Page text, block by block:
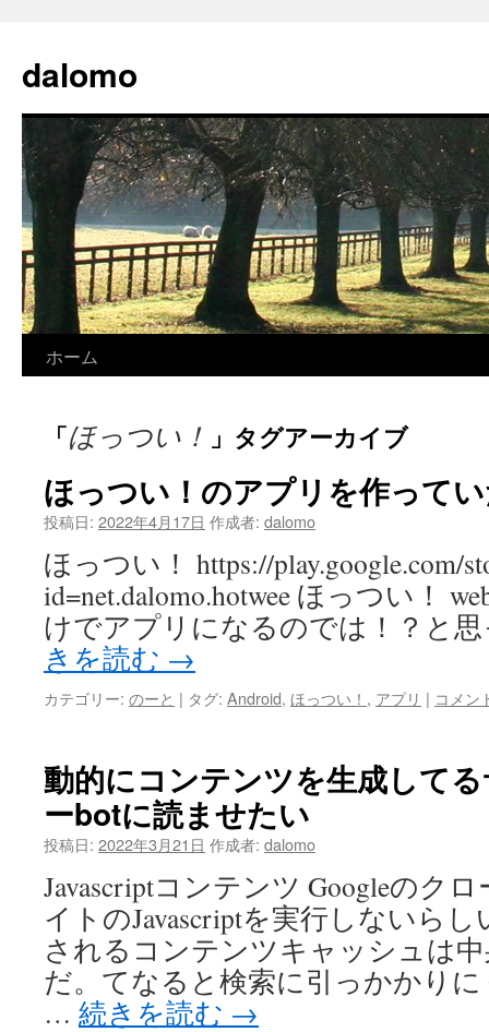
テ
ン
ス
キ
ッ
プ
dalomo
ホーム
「ほっつい！ 」タグアーカイブ
ほっつい！のアプリを作って
投稿日: 2022年4月17日 作成者: dalomo
ほっつい！ https://play.google.com/
id=net.dalomo.hotwee ほっつい！
けでアプリになるのでは！？と
きを読む →
カテゴリー: のーと | タグ: Android, ほっつい！ , アプリ | コメン
動的にコンテンツを生成して
ーbotに読ませたい
投稿日: 2022年3月21日 作成者: dalomo
Javascriptコンテンツ Googleのク
イトのJavascriptを実行しないら
されるコンテンツキャッシュは
だ。てなると検索に引っかかり
… 続きを読む →